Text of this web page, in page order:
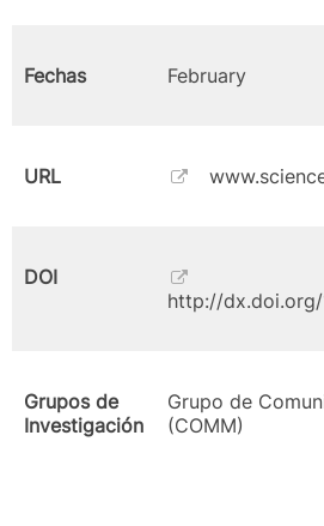
Fechas February
URL
DOI
http://dx.doi.org/
Grupos de
Investigación
Grupo de
(COMM)